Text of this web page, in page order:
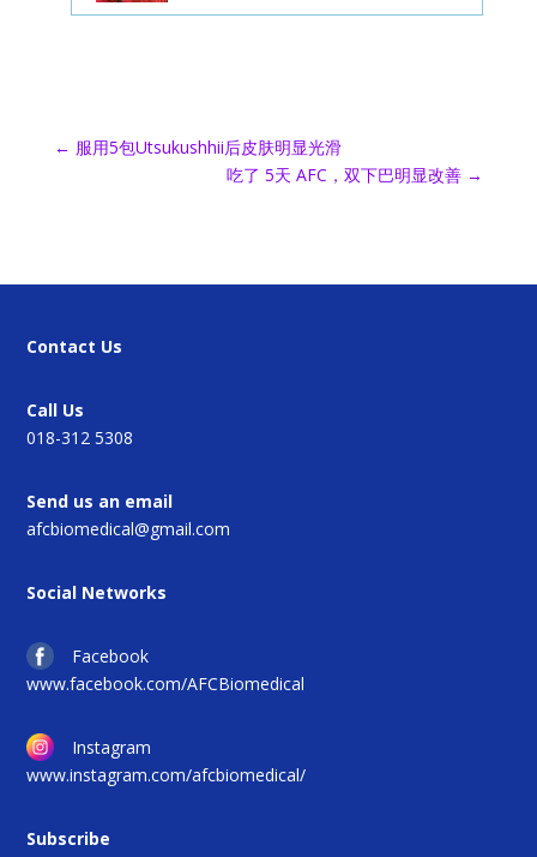
← 服用5包Utsukushhii后皮肤明显光滑
吃了 5天 AFC，双下巴明显改善 →
Contact Us
Call Us
018-312 5308
Send us an email
afcbiomedical@gmail.com
Social Networks
Facebook
www.facebook.com/AFCBiomedical
Instagram
www.instagram.com/afcbiomedical/
Subscribe